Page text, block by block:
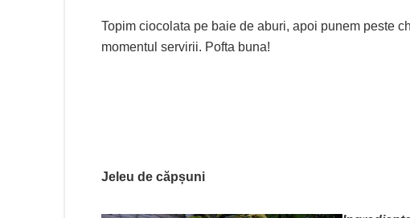
Topim ciocolata pe baie de aburi, apoi punem peste
momentul servirii. Pofta buna!
Jeleu de căpșuni